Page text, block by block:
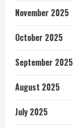
November 2025
October 2025
September 2025
August 2025
July 2025